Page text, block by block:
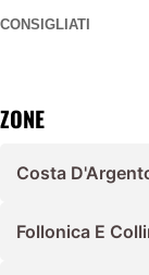
CONSIGLIATI
ZONE
Costa
Follonica E